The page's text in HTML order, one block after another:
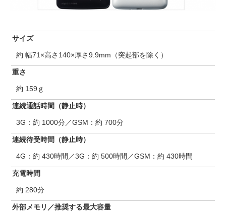
サイズ
約 幅71×高さ140×厚さ9.9mm（突起部を除く）
重さ
約 159ｇ
連続通話時間（静止時）
3G：約 1000分／GSM：約 700分
連続待受時間（静止時）
4G：約 430時間／3G：約 500時間／GSM：約 430時間
充電時間
約 280分
外部メモリ／推奨する最大容量